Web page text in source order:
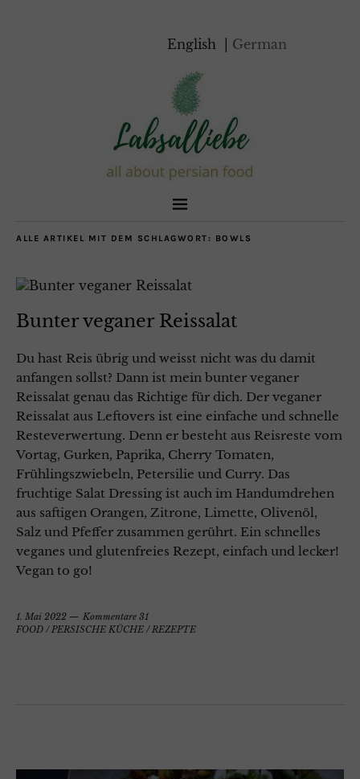
English German
ALLE ARTIKEL MIT DEM SCHLAGWORT: BOWLS
Bunter veganer Reissalat
Du hast Reis übrig und weisst nicht was du damit
anfangen sollst? Dann ist mein bunter veganer
Reissalat genau das Richtige für dich. Der veganer
Reissalat aus Leftovers ist eine einfache und schnelle
Resteverwertung. Denn er besteht aus Reisreste vom
Vortag, Gurken, Paprika, Cherry Tomaten,
Frühlingszwiebeln, Petersilie und Curry. Das
fruchtige Salat Dressing ist auch im Handumdrehen
aus saftigen Orangen, Zitrone, Limette, Olivenöl,
Salz und Pfeffer zusammen gerührt. Ein schnelles
veganes und glutenfreies Rezept, einfach und lecker!
Vegan to go!
1. Mai 2022
Kommentare 31
FOOD /PERSISCHE KÜCHE /REZEPTE